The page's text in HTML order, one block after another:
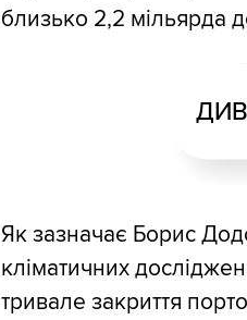
близько 2,2 мільярда
Як зазначає Борис
кліматичних
тривале закриття